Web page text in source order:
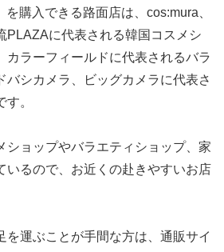
を購入できる路面店は、cos:mura、
PLAZAに代表される韓国コスメシ
カラーフィールドに代表されるバラ
バシカメラ、ビッグカメラに代表さ
。
ショップやバラエティショップ、家
いるので、お近くの赴きやすいお店
を運ぶことが手間な方は、通販サイ